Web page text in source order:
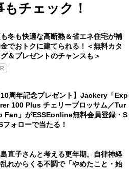
もチェック！
冬も快適な高断熱＆省エネ住宅が補
金でおトクに建てられる！＜無料カタ
グ＆プレゼントのチャンスも＞
10周年記念プレゼント】Jackery「Exp
100 Plus チェリーブロッサム／Tur
Fan」がESSEonline無料会員登録・S
フォローで当たる！
直子さんと考える更年期。自律神経
れからくる不調で「やめたこと・始